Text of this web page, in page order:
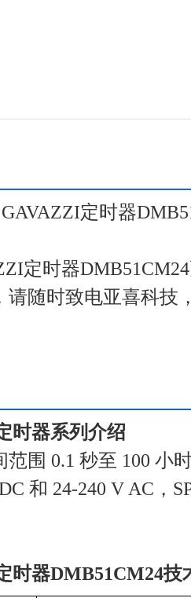
定时器
定时器
请随时致电亚喜科技
时器系列介绍
围 0.1 秒至 100 小
和 24-240 V AC，
时器DMB51CM24技